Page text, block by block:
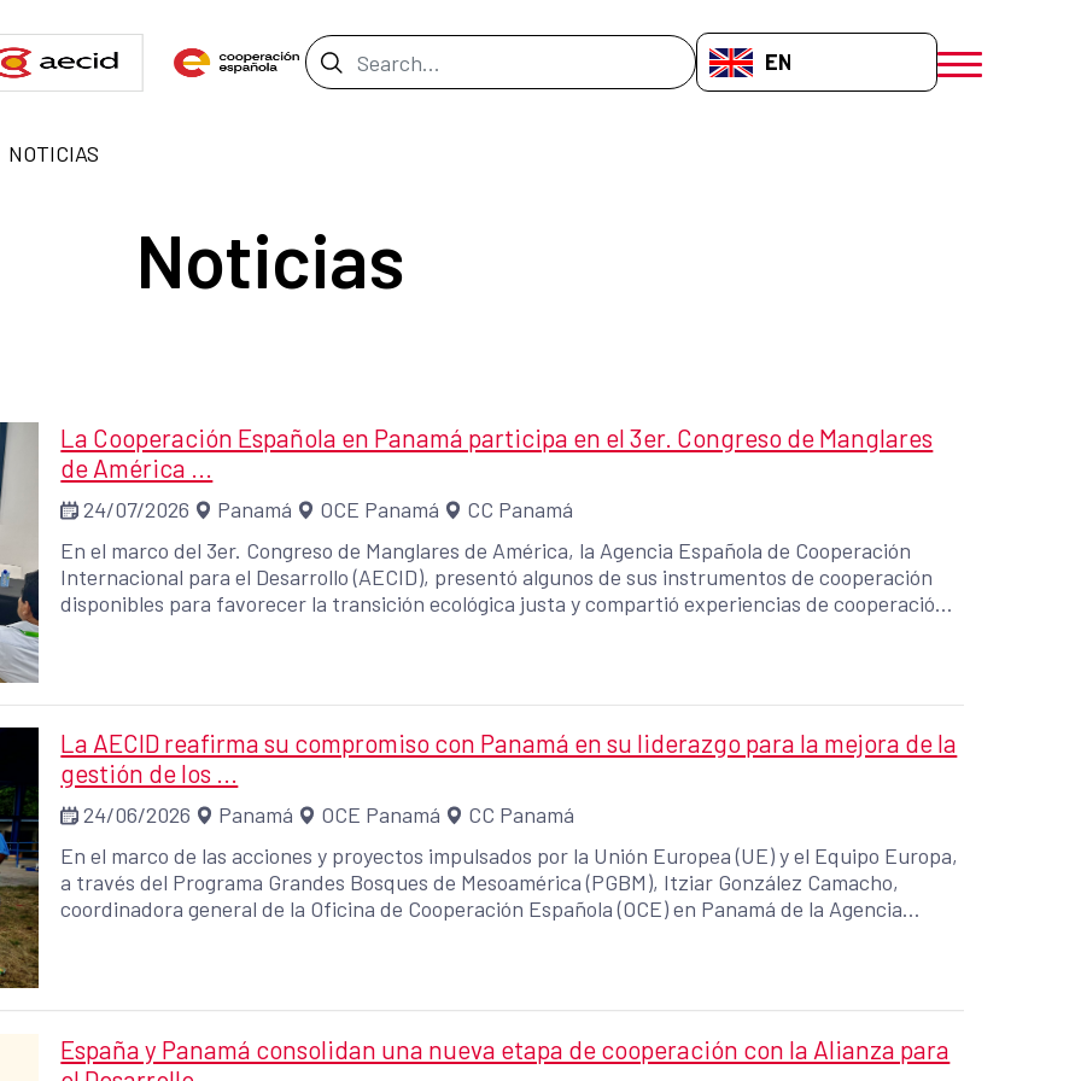
Search Bar EN-GB
menú móvil
NOTICIAS
Noticias
La Cooperación Española en Panamá participa en el 3er. Congreso de Manglares
de América ...
24/07/2026 Panamá OCE Panamá
CC Panamá
En el marco del 3er. Congreso de Manglares de América, la Agencia Española de Cooperación
Internacional para el Desarrollo (AECID), presentó algunos de sus instrumentos de cooperación
disponibles para favorecer la transición ecológica justa y compartió experiencias de cooperación
La AECID reafirma su compromiso con Panamá en su liderazgo para la mejora de la
gestión de los ...
24/06/2026 Panamá OCE Panamá
CC Panamá
En el marco de las acciones y proyectos impulsados por la Unión Europea (UE) y el Equipo Europa,
a través del Programa Grandes Bosques de Mesoamérica (PGBM), Itziar González Camacho,
coordinadora general de la Oficina de Cooperación Española (OCE) en Panamá de la Agencia
Conservación y Aprovechamiento Sostenible de los Grandes Bosques de Mesoamérica (GBM),
Darién, Panamá”. El propósito de la visita fue fortalecer el acercamiento con actores
institucionales y comunitarios clave vinculados a iniciativas de conservación, gestión ambiental y
España y Panamá consolidan una nueva etapa de cooperación con la Alianza para